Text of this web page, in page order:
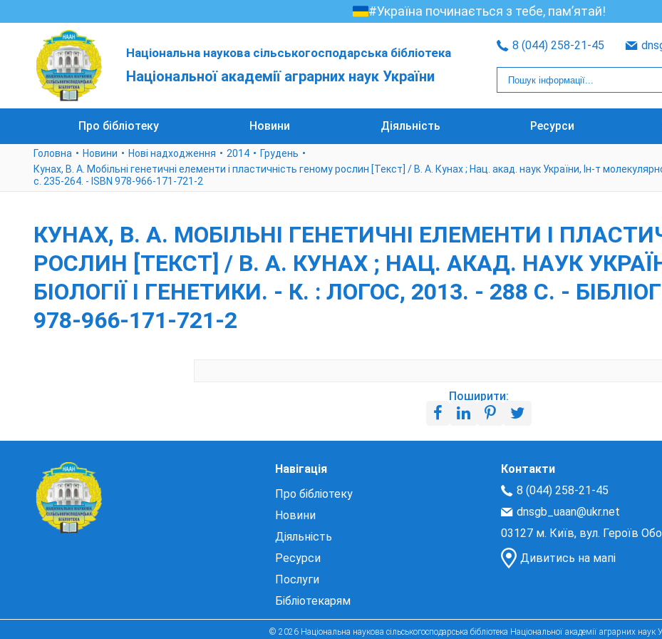
#Україна починається з тебе, пам’ятай!
Національна наукова сільськогосподарська бібліотека
Національної академії аграрних наук України
8 (044) 258-21-45
Про бібліотеку Новини Діяльність Ресурси
Головна Новини Нові надходження 2014
Грудень
Кунах, В. А. Мобільні генетичні елементи і пластичність геному рослин [Текст] / В. А. Кунах ; Нац. акад. наук України, Ін-т
с. 235-264. - ISBN 978-966-171-721-2
КУНАХ, В. А. МОБІЛЬНІ ГЕНЕТИЧНІ ЕЛЕМЕНТИ І
РОСЛИН [ТЕКСТ] / В. А. КУНАХ ; НАЦ. АКАД. НАУК
БІОЛОГІЇ І ГЕНЕТИКИ. - К. : ЛОГОС, 2013. - 288 С. -
978-966-171-721-2
Поширити:
Навігація
Про бібліотеку
Новини
Діяльність
Ресурси
Послуги
Бібліотекарям
Контакти
8 (044) 258-21-45
dnsgb_uaan@ukr.net
03127 м. Київ, вул. Героїв
Дивитись на мапі
© 2026 Національна наукова сільськогосподарська бібліотека Національної академії аграрних наук